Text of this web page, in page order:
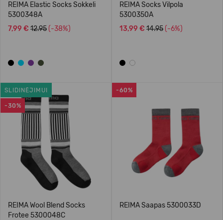
REIMA Elastic Socks Sokkeli
5300348A
7,99 € 12.95 (-38%)
REIMA Socks Vilpola
5300350A
13,99 € 14.95 (-6%)
-30%
SLIDINĖJIMUI
REIMA Wool Blend Socks
Frotee 5300048C
-60%
REIMA Saapas 5300033D